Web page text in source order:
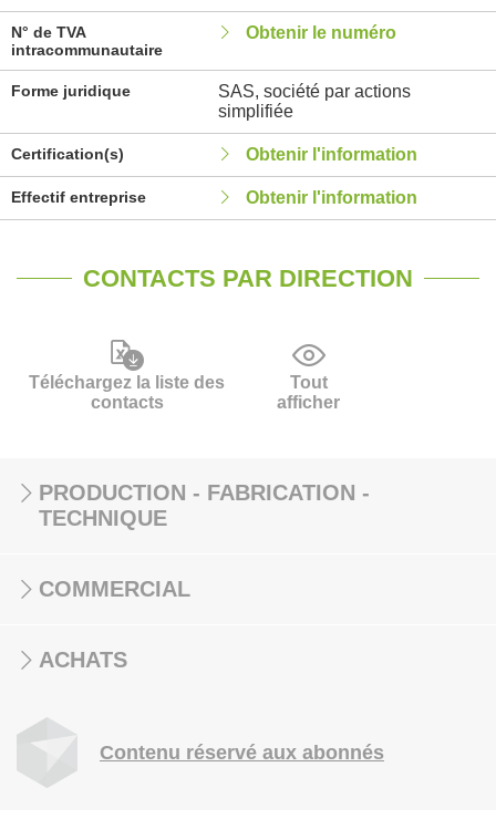
N° de TVA
intracommunautaire
Obtenir le numéro
Forme juridique
SAS, société par actions
simplifiée
Certification(s) Obtenir l'information
Effectif entreprise Obtenir l'information
CONTACTS PAR DIRECTION
Téléchargez la liste des
contacts
Tout
afficher
PRODUCTION - FABRICATION -
TECHNIQUE
COMMERCIAL
ACHATS
Contenu réservé aux abonnés